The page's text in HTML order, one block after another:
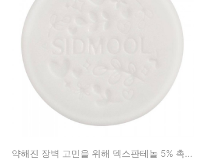
약해진 장벽 고민을 위해 덱스판테놀 5% 촉촉 클렌징